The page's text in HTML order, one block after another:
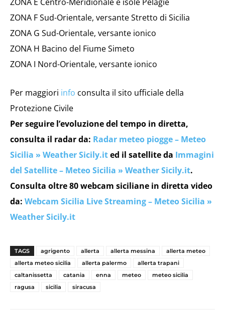
ZONA F Sud-Orientale, versante Stretto di Sicilia
ZONA G Sud-Orientale, versante ionico
ZONA H Bacino del Fiume Simeto
ZONA I Nord-Orientale, versante ionico
Per maggiori info consulta il sito ufficiale della
Protezione Civile
Per seguire l’evoluzione del tempo in diretta,
consulta il radar da: Radar meteo piogge – Meteo
Sicilia » Weather Sicily.ited il satellite da Immagini
del Satellite – Meteo Sicilia » Weather Sicily.it.
Consulta oltre 80 webcam siciliane in diretta video
da: Webcam Sicilia Live Streaming – Meteo Sicilia »
Weather Sicily.it
TAGS agrigento allerta allerta messina
allerta meteo
allerta meteo sicilia
allerta palermo
allerta trapani
caltanissetta
catania enna meteo
meteo sicilia
ragusa
sicilia siracusa